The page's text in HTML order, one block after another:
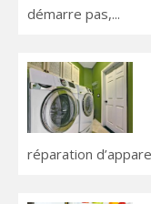
démarre pas,...
réparation